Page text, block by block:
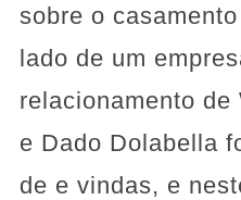
sobre o
lado de um
relacionamento de
e Dado Dolabella
de e vindas, e